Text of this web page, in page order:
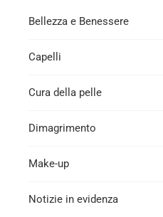
Bellezza e Benessere
Capelli
Cura della pelle
Dimagrimento
Make-up
Notizie in evidenza